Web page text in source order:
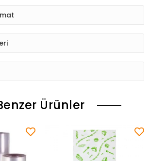
Ürünler